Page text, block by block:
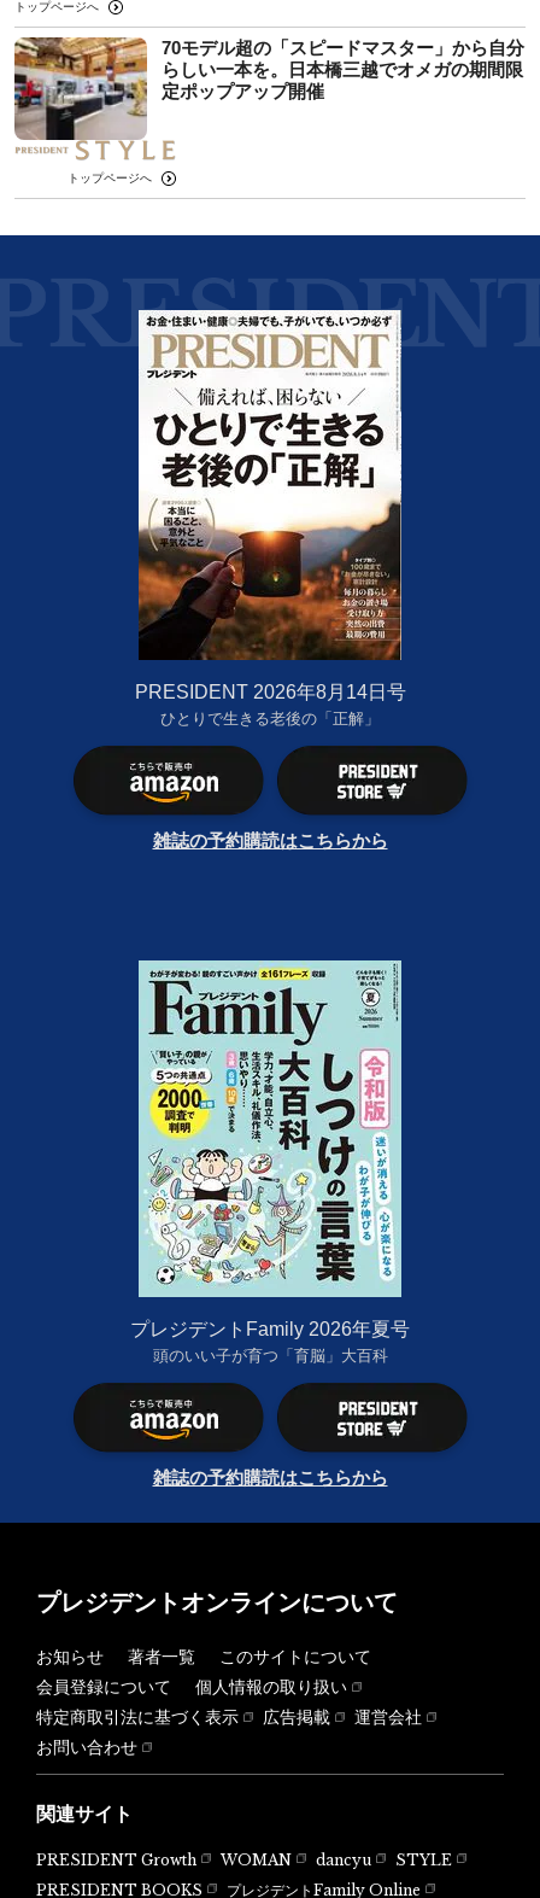
トップページへ
70モデル超の「スピードマスター」から自分
らしい一本を。日本橋三越でオメガの期間限
定ポップアップ開催
トップページへ
PRESIDENT 2026年8月14日号
ひとりで生きる老後の「正解」
雑誌の予約購読はこちらから
プレジデントFamily 2026年夏号
頭のいい子が育つ「育脳」大百科
雑誌の予約購読はこちらから
プレジデントオンラインについて
お知らせ 著者一覧
このサイトについて
会員登録について
個人情報の取り扱い
特定商取引法に基づく表示
広告掲載
運営会社
お問い合わせ
関連サイト
PRESIDENT Growth WOMAN dancyu
STYLE
PRESIDENT BOOKS
プレジデントFamily Online